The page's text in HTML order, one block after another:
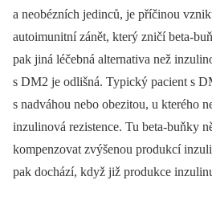
a neobézních jedinců, je příčinou
autoimunitní zánět, který zničí beta-
pak jiná léčebná alternativa než
s DM2 je odlišná. Typický pacient s
s nadváhou nebo obezitou, u kterého
inzulinová rezistence. Tu beta-buňky
kompenzovat zvýšenou produkcí
pak dochází, když již produkce